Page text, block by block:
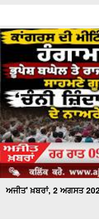
ਅਜੀਤ' ਖ਼ਬਰਾਂ, 2 ਅਗਸਤ